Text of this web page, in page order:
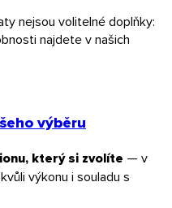
nejsou volitelné doplňky:
najdete v našich
výběru
který si zvolíte — v
výkonu i souladu s